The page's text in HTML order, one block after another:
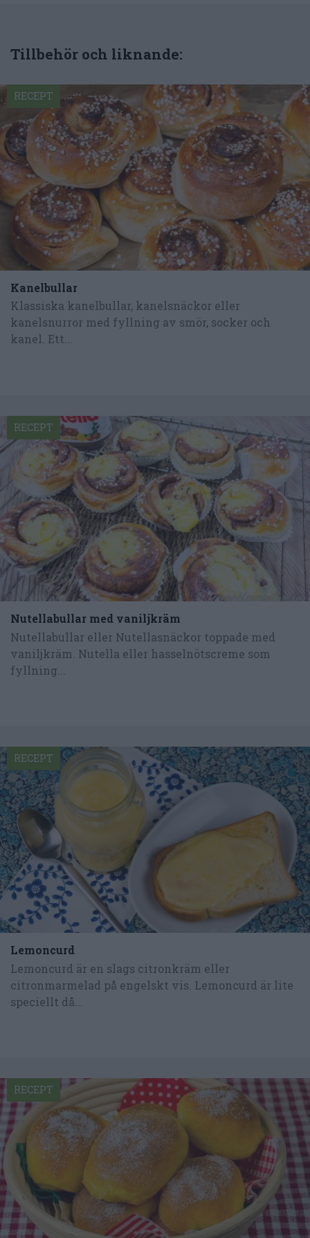
Tillbehör och liknande:
Kanelbullar
Klassiska kanelbullar, kanelsnäckor eller
kanelsnurror med fyllning av smör, socker och
kanel. Ett...
RECEPT
Nutellabullar med vaniljkräm
Nutellabullar eller Nutellasnäckor toppade med
vaniljkräm. Nutella eller hasselnötscreme som
fyllning...
RECEPT
Lemoncurd
Lemoncurd är en slags citronkräm eller
citronmarmelad på engelskt vis. Lemoncurd är lite
speciellt då...
RECEPT
RECEPT